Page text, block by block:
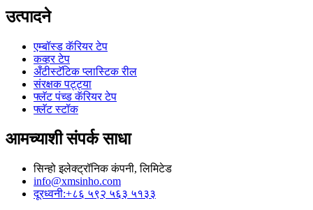
उत्पादने
एम्बॉस्ड कॅरियर टेप
कव्हर टेप
अँटीस्टॅटिक प्लास्टिक रील
संरक्षक पट्ट्या
फ्लॅट पंच्ड कॅरियर टेप
फ्लॅट स्टॉक
आमच्याशी संपर्क साधा
सिन्हो इलेक्ट्रॉनिक कंपनी, लिमिटेड
info@xmsinho.com
दूरध्वनी:+८६ ५९२ ५६३ ५१३३